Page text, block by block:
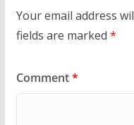
Your email address
fields are marked *
Comment*